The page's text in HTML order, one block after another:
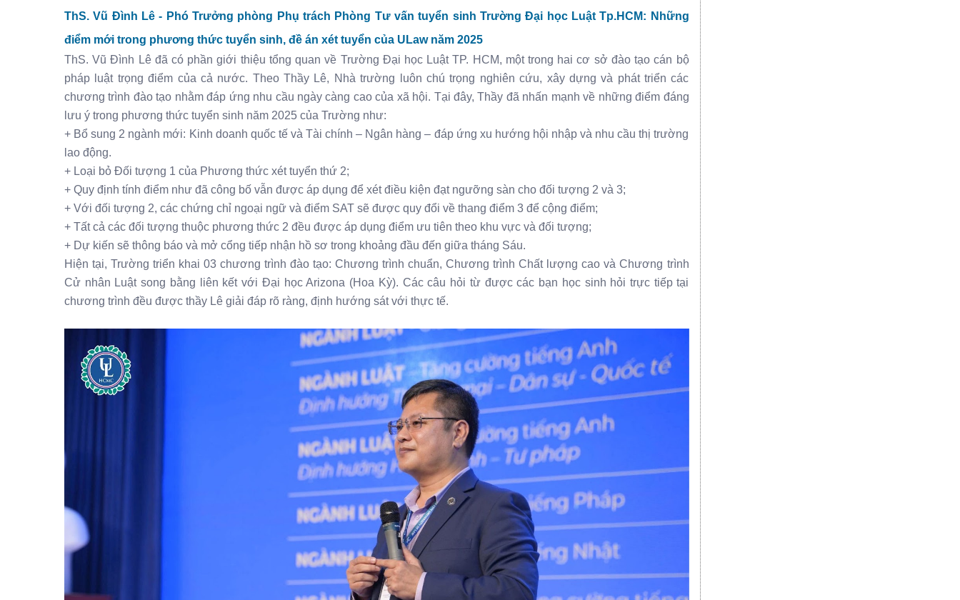
ThS. Vũ Đình Lê - Phó Trưởng phòng Phụ trách Phòng Tư vấn tuyển sinh Trường Đại học Luật Tp.HCM: Những
điểm mới trong phương thức tuyển sinh, đề án xét tuyển của ULaw năm 2025
ThS. Vũ Đình Lê đã có phần giới thiệu tổng quan về Trường Đại học Luật TP. HCM, một trong hai cơ sở đào tạo cán bộ
pháp luật trọng điểm của cả nước. Theo Thầy Lê, Nhà trường luôn chú trọng nghiên cứu, xây dựng và phát triển các
chương trình đào tạo nhằm đáp ứng nhu cầu ngày càng cao của xã hội. Tại đây, Thầy đã nhấn mạnh về những điểm đáng
lưu ý trong phương thức tuyển sinh năm 2025 của Trường như:
+ Bổ sung 2 ngành mới: Kinh doanh quốc tế và Tài chính – Ngân hàng – đáp ứng xu hướng hội nhập và nhu cầu thị trường
lao động.
+ Loại bỏ Đối tượng 1 của Phương thức xét tuyển thứ 2;
+ Quy định tính điểm như đã công bố vẫn được áp dụng để xét điều kiện đạt ngưỡng sàn cho đối tượng 2 và 3;
+ Với đối tượng 2, các chứng chỉ ngoại ngữ và điểm SAT sẽ được quy đổi về thang điểm 3 để cộng điểm;
+ Tất cả các đối tượng thuộc phương thức 2 đều được áp dụng điểm ưu tiên theo khu vực và đối tượng;
+ Dự kiến sẽ thông báo và mở cổng tiếp nhận hồ sơ trong khoảng đầu đến giữa tháng Sáu.
Hiện tại, Trường triển khai 03 chương trình đào tạo: Chương trình chuẩn, Chương trình Chất lượng cao và Chương trình
Cử nhân Luật song bằng liên kết với Đại học Arizona (Hoa Kỳ). Các câu hỏi từ được các bạn học sinh hỏi trực tiếp tại
chương trình đều được thầy Lê giải đáp rõ ràng, định hướng sát với thực tế.